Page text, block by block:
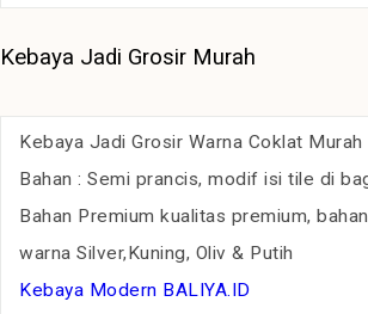
Kebaya Jadi Grosir Murah
Kebaya Jadi Grosir Warna Coklat Murah
Bahan : Semi prancis, modif isi tile di
Bahan Premium kualitas premium,
warna Silver,Kuning, Oliv & Putih
Kebaya Modern BALIYA.ID